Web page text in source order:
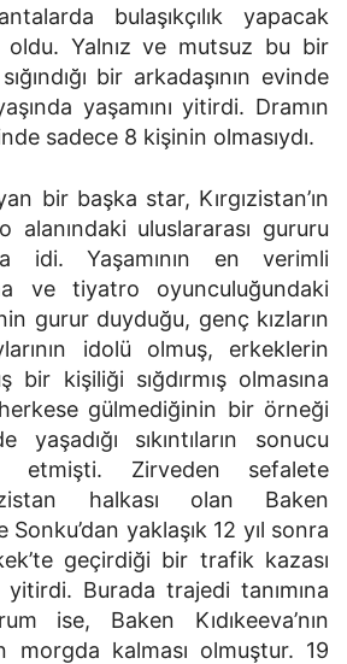
bulaşıkçılık yapacak
oldu. Yalnız ve mutsuz bu bir
bir arkadaşının evinde
yaşamını yitirdi. Dramın
sadece 8 kişinin olmasıydı.
bir başka star, Kırgızistan’ın
alanındaki uluslararası gururu
idi. Yaşamının en verimli
ve tiyatro oyunculuğundaki
gurur duyduğu, genç kızların
idolü olmuş, erkeklerin
bir kişiliği sığdırmış olmasına
herkese gülmediğinin bir örneği
yaşadığı sıkıntıların sonucu
etmişti. Zirveden sefalete
halkası olan Baken
Sonku’dan yaklaşık 12 yıl sonra
geçirdiği bir trafik kazası
yitirdi. Burada trajedi tanımına
ise, Baken Kıdıkeeva’nın
morgda kalması olmuştur. 19